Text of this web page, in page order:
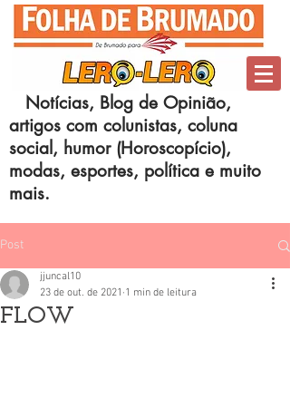
Notícias, Blog de Opinião,
artigos com colunistas, coluna
social, humor (Horoscopício),
modas, esportes, política e muito
mais.
Post
FLOW
jjuncal10
23 de out. de 2021 1 min de leitura